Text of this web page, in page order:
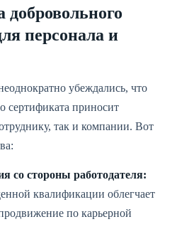
персонала и
убеждались, что
сертификата приносит
так и компании. Вот
со стороны работодателя:
квалификации облегчает
по карьерной